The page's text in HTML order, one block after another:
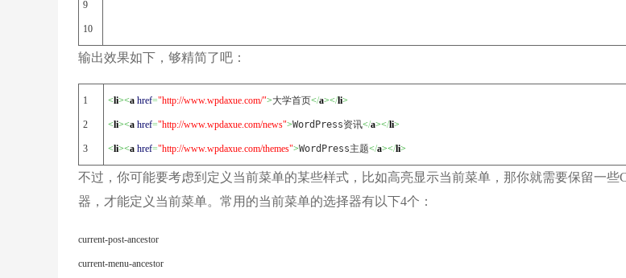
9
10
输出效果如下，够精简了吧：
1
2
3
<li><a href="http://www.wpdaxue.com/">大学首页</a></li>
<li><a href="http://www.wpdaxue.com/news">WordPress资讯</a></li>
<li><a href="http://www.wpdaxue.com/themes">WordPress主题</a></li>
不过，你可能要考虑到定义当前菜单的某些样式，比如高亮显示当前菜单，那你就需要保留一些
器，才能定义当前菜单。常用的当前菜单的选择器有以下4个：
current-post-ancestor
current-menu-ancestor